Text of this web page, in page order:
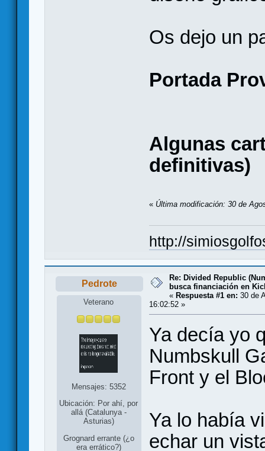
Os dejo un
Portada
Algunas
definitivas)
« Última modificación: 30 de
http://
Pedrote
Veterano
Mensajes: 5352
Ubicación: Por ahí, por
allá (Catalunya -
Asturias)
Grognard errante (¿o
era errático?)
Re: Divided Republic
busca financiación en
« Respuesta #1 en: 30 de
16:02:52 »
Ya decía yo
Numbskull
Front y el
Ya lo había
echar un